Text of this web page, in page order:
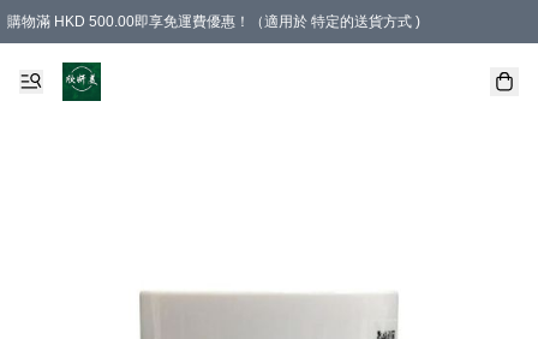
購物滿 HKD 500.00即享免運費優惠！（適用於 特定的送貨方式 )